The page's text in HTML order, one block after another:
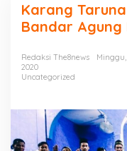
Karang
Bandar Agung
Redaksi The8news
2020
Uncategorized